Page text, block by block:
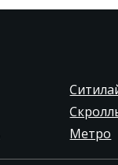
Метро